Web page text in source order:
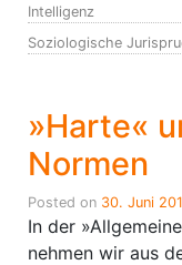
Intelligenz
Soziologische
»Harte«
Normen
Posted on 30. Juni
In der
nehmen wir aus